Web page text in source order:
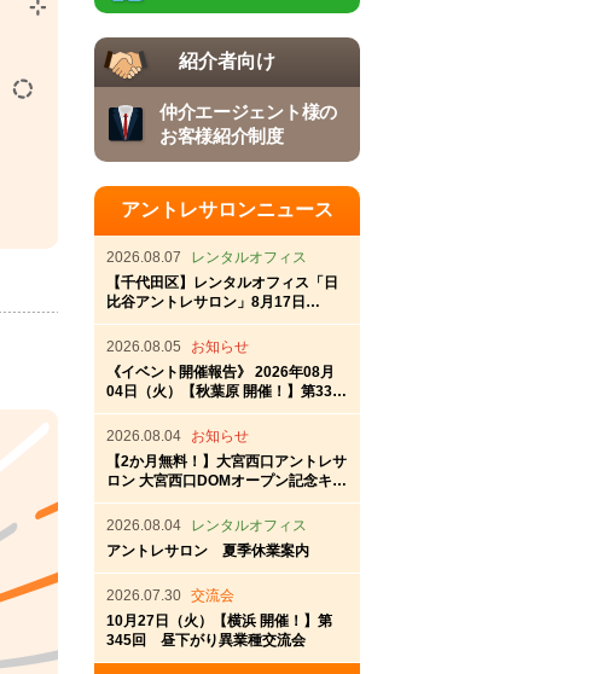
紹介者向け
仲介エージェント様の
お客様紹介制度
アントレサロンニュース
2026.08.07
レンタルオフィス
【千代田区】レンタルオフィス「日
比谷アントレサロン」8月17日
（月）OPEN！
2026.08.05
お知らせ
《イベント開催報告》 2026年08月
04日（火）【秋葉原 開催！】第337
回秋葉原アントレ交流会
2026.08.04
お知らせ
【2か月無料！】大宮西口アントレサ
ロン 大宮西口DOMオープン記念キャ
ンペーン
2026.08.04
レンタルオフィス
アントレサロン 夏季休業案内
2026.07.30 交流会
10月27日（火）【横浜 開催！】第
345回 昼下がり異業種交流会